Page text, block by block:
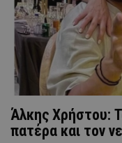
Άλκης Χρήστου:
πατέρα και τον